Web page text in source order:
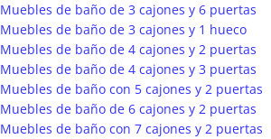
Muebles de baño de 3 cajones y 6 puertas
Muebles de baño de 3 cajones y 1 hueco
Muebles de baño de 4 cajones y 2 puertas
Muebles de baño de 4 cajones y 3 puertas
Muebles de baño con 5 cajones y 2 puertas
Muebles de baño de 6 cajones y 2 puertas
Muebles de baño con 7 cajones y 2 puertas